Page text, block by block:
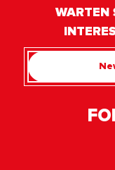
WARTEN